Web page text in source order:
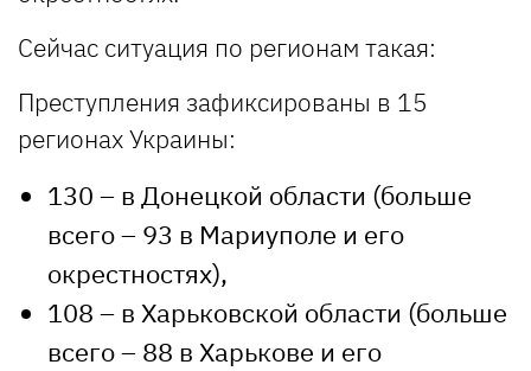
Сейчас ситуация по регионам такая:
Преступления зафиксированы в 15
регионах Украины:
130 – в Донецкой области (больше
всего – 93 в Мариуполе и его
окрестностях),
108 – в Харьковской области (больше
всего – 88 в Харькове и его